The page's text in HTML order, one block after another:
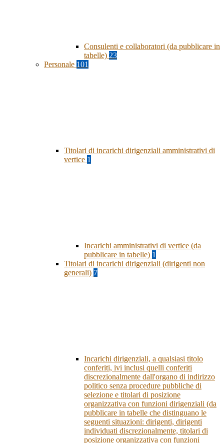
Consulenti e collaboratori (da pubblicare in
tabelle) 23
Personale 101
Titolari di incarichi dirigenziali amministrativi di
vertice 1
Incarichi amministrativi di vertice (da
pubblicare in tabelle) 1
Titolari di incarichi dirigenziali (dirigenti non
generali) 7
Incarichi dirigenziali, a qualsiasi titolo
conferiti, ivi inclusi quelli conferiti
discrezionalmente dall'organo di indirizzo
politico senza procedure pubbliche di
selezione e titolari di posizione
organizzativa con funzioni dirigenziali (da
pubblicare in tabelle che distinguano le
seguenti situazioni: dirigenti, dirigenti
individuati discrezionalmente, titolari di
posizione organizzativa con funzioni